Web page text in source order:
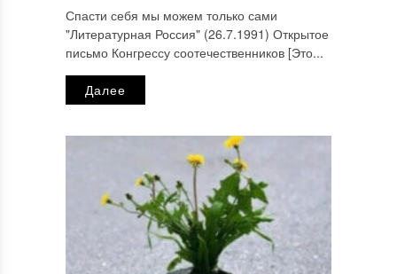
Спасти себя мы можем только сами
"Литературная Россия" (26.7.1991) Открытое
письмо Конгрессу соотечественников [Это...
Далее